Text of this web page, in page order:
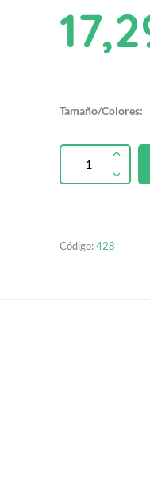
Tamaño/Colores:
Código:428